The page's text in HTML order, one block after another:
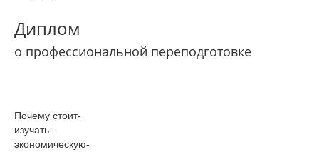
Диплом
о профессиональной переподготовке
Почему­ стоит­
изучать­
экономическую­